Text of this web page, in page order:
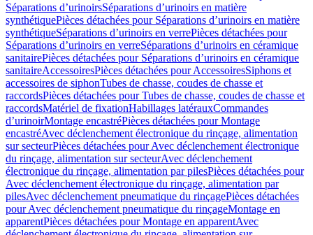
Séparations d’urinoirsSéparations d’urinoirs en matière
synthétiquePièces détachées pour Séparations d’urinoirs en matière
synthétiqueSéparations d’urinoirs en verrePièces détachées pour
Séparations d’urinoirs en verreSéparations d’urinoirs en céramique
sanitairePièces détachées pour Séparations d’urinoirs en céramique
sanitaireAccessoiresPièces détachées pour AccessoiresSiphons et
accessoires de siphonTubes de chasse, coudes de chasse et
raccordsPièces détachées pour Tubes de chasse, coudes de chasse et
raccordsMatériel de fixationHabillages latérauxCommandes
dʼurinoirMontage encastréPièces détachées pour Montage
encastréAvec déclenchement électronique du rinçage, alimentation
sur secteurPièces détachées pour Avec déclenchement électronique
du rinçage, alimentation sur secteurAvec déclenchement
électronique du rinçage, alimentation par pilesPièces détachées pour
Avec déclenchement électronique du rinçage, alimentation par
pilesAvec déclenchement pneumatique du rinçagePièces détachées
pour Avec déclenchement pneumatique du rinçageMontage en
apparentPièces détachées pour Montage en apparentAvec